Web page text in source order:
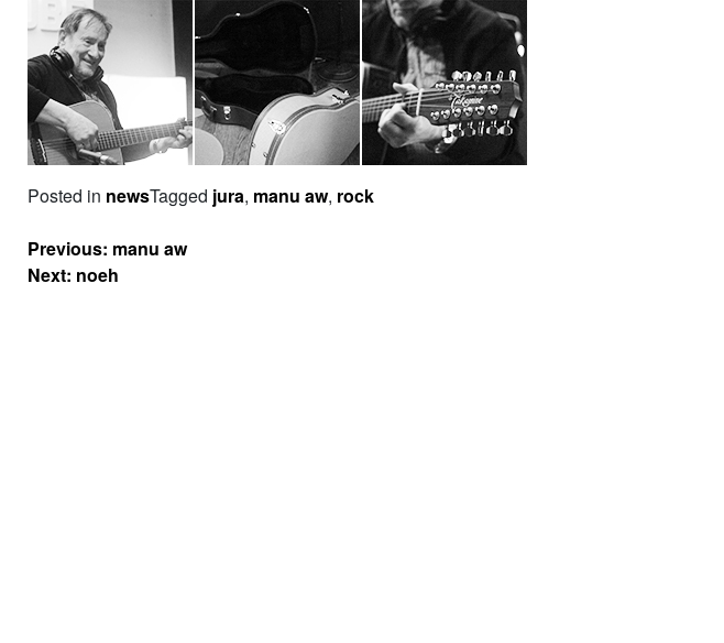
Posted in newsTagged jura, manu aw, rock
Navigation
de
l’article
Previous: manu aw
Next: noeh